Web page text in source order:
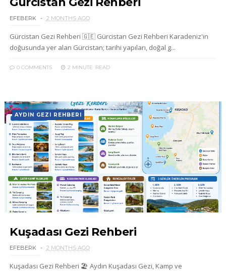
EFEBERK 2 MONTHS AGO
Gürcistan Gezi Rehberi 🇬🇪 Gürcistan Gezi Rehberi Karadeniz'in
doğusunda yer alan Gürcistan; tarihi yapıları, doğal g...
0 COMMENTS 2 MINUTE READ
AYDIN GEZI REHBERI
Kuşadası Gezi Rehberi
EFEBERK 2 MONTHS AGO
Kuşadası Gezi Rehberi 🏖️ Aydın Kuşadası Gezi, Kamp ve